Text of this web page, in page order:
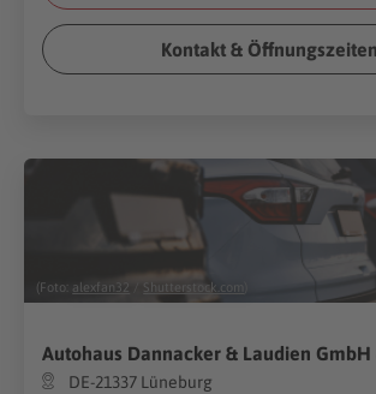
Kontakt & Öffnungszeiten
(Foto: alexfan32 Shutterstock.com
Autohaus Dannacker & Laudien GmbH
DE-21337 Lüneburg